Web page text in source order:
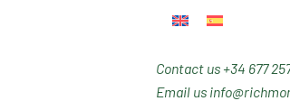
Contact us +34 677
Email us